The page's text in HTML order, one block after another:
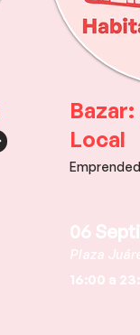
Local
06
Plaza
16:00 a